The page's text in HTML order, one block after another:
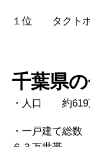
１位 タク
千葉県
・人口 約
・一戸建て